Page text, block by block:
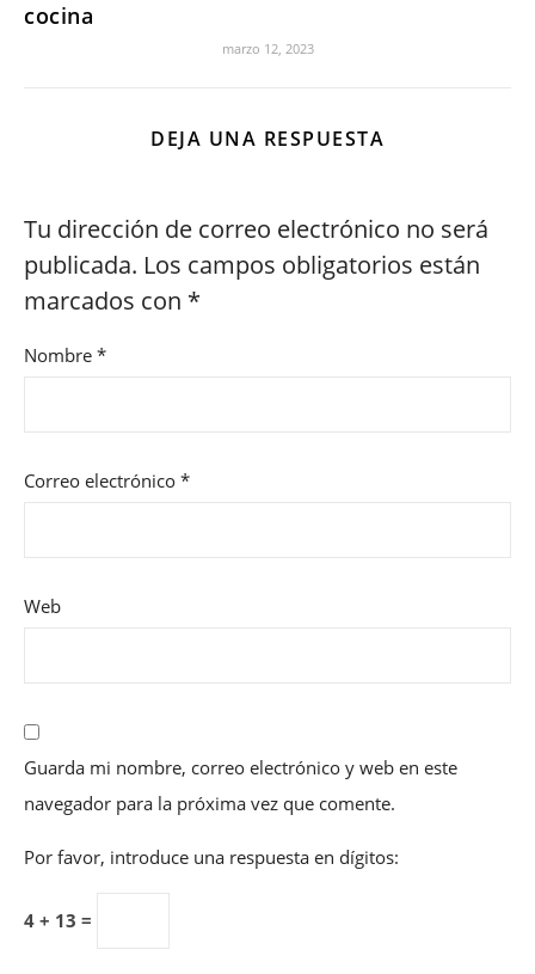
cocina
marzo 12, 2023
DEJA UNA RESPUESTA
Tu dirección de correo electrónico no será
publicada. Los campos obligatorios están
marcados con *
Nombre *
Correo electrónico *
Web
Guarda mi nombre, correo electrónico y web en este
navegador para la próxima vez que comente.
Por favor, introduce una respuesta en dígitos:
4 + 13 =